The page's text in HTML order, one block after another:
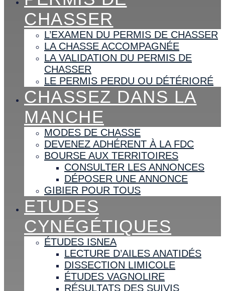
CHASSER
L’EXAMEN DU PERMIS DE CHASSER
LA CHASSE ACCOMPAGNÉE
LA VALIDATION DU PERMIS DE
CHASSER
LE PERMIS PERDU OU DÉTÉRIORÉ
CHASSEZ DANS LA
MANCHE
MODES DE CHASSE
DEVENEZ ADHÉRENT À LA FDC
BOURSE AUX TERRITOIRES
CONSULTER LES ANNONCES
DÉPOSER UNE ANNONCE
GIBIER POUR TOUS
ETUDES
CYNÉGÉTIQUES
ÉTUDES ISNEA
LECTURE D’AILES ANATIDÉS
DISSECTION LIMICOLE
ÉTUDES VAGNOLIRE
RÉSULTATS DES SUIVIS